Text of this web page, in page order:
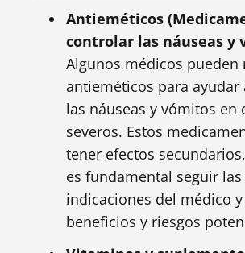
Antieméticos
controlar las náuseas y
Algunos médicos pueden
antieméticos para
las náuseas y vómitos en
severos. Estos
tener efectos
es fundamental seguir las
indicaciones del médico
beneficios y riesgos